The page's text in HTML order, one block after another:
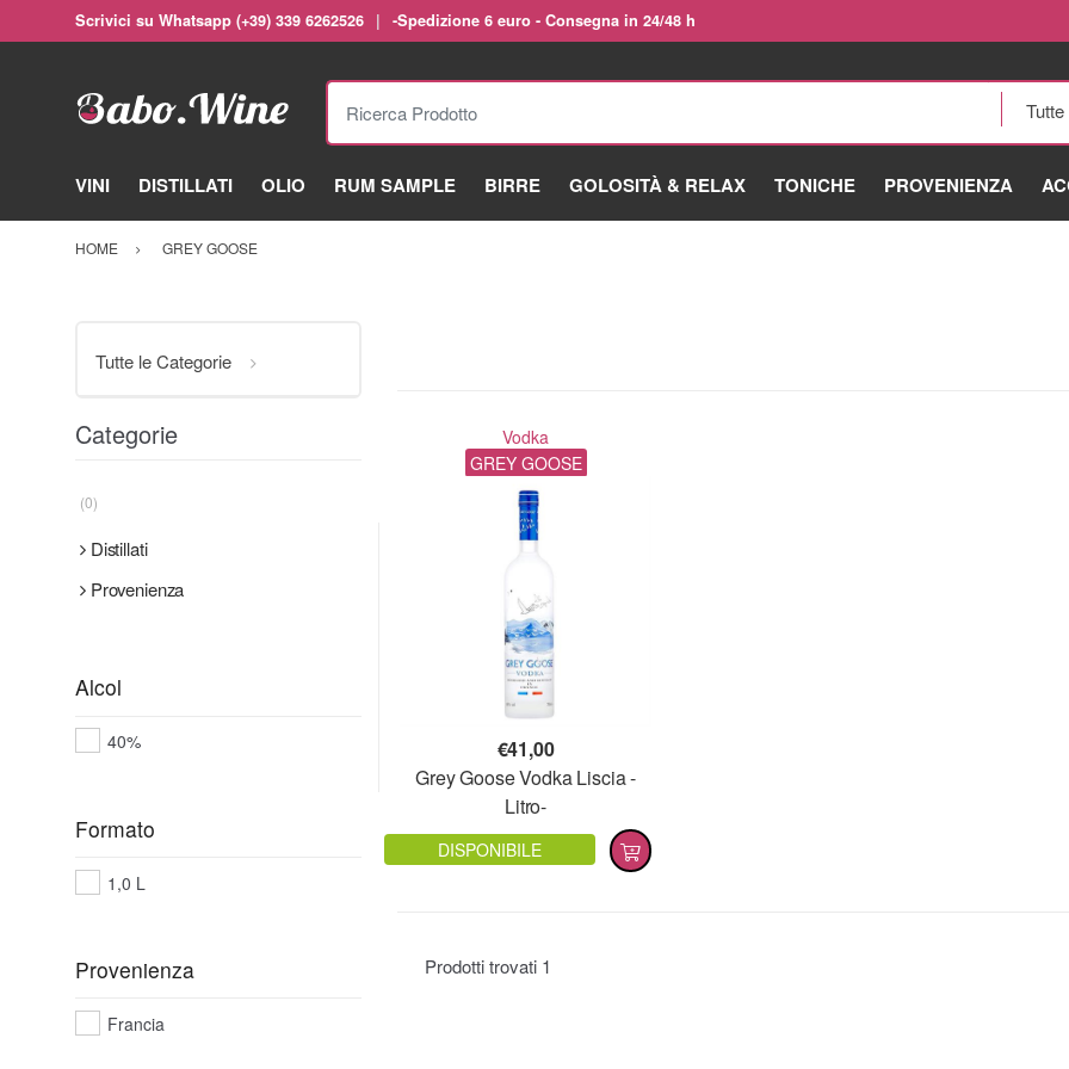
Scrivici su Whatsapp (+39) 339 6262526 -Spedizione 6 euro - Consegna in 24/48 h
Ricerca Prodotto
VINI DISTILLATI OLIO RUM SAMPLE BIRRE GOLOSITÀ & RELAX TONICHE PROVENIENZA
HOME GREY GOOSE
Vodka
GREY GOOSE
€41,00
Grey Goose Vodka Liscia -
Litro-
DISPONIBILE
Prodotti trovati 1
Tutte le Categorie
Categorie
(0)
Distillati
Provenienza
Alcol
40%
Formato
1,0 L
Provenienza
Francia